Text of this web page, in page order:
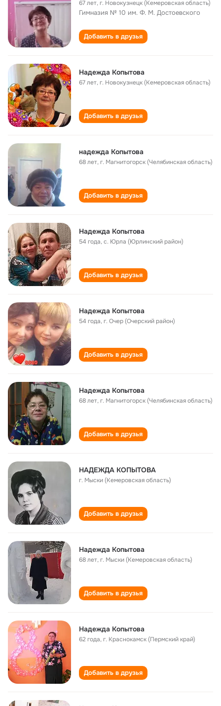
67 лет,г. Новокузнецк (Кемеровская область)
Гимназия № 10 им. Ф. М. Достоевского
Добавить в друзья
Надежда Копытова
67 лет,г. Новокузнецк (Кемеровская область)
Добавить в друзья
надежда Копытова
68 лет,г. Магнитогорск (Челябинская область)
Добавить в друзья
Надежда Копытова
54 года,с. Юрла (Юрлинский район)
Добавить в друзья
Надежда Копытова
54 года,г. Очер (Очерский район)
Добавить в друзья
Надежда Копытова
68 лет,г. Магнитогорск (Челябинская область)
Добавить в друзья
НАДЕЖДА КОПЫТОВА
г. Мыски (Кемеровская область)
Добавить в друзья
Надежда Копытова
68 лет,г. Мыски (Кемеровская область)
Добавить в друзья
Надежда Копытова
62 года,г. Краснокамск (Пермский край)
Добавить в друзья